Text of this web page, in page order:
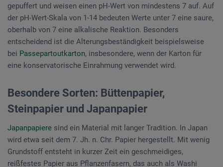
gepuffert und weisen einen pH-Wert von mindestens 7 auf. Auf
der pH-Wert-Skala von 1-14 bedeuten Werte unter 7 eine saure,
oberhalb von 7 eine alkalische Reaktion. Besonders
entscheidend ist die Alterungsbeständigkeit beispielsweise
bei Passepartoutkarton, insbesondere, wenn der Karton für
eine konservatorische Einrahmung verwendet wird.
Besondere Sorten: Büttenpapier,
Steinpapier und Japanpapier
Japanpapiere sind ein Material mit langer Tradition. In Japan
wird etwa seit dem 7. Jh. n. Chr. Papier hergestellt. Mit wenig
Grundstoff entsteht in kurzer Zeit ein geschmeidiges,
reißfestes Papier aus Pflanzenfasern, das auch als Washi